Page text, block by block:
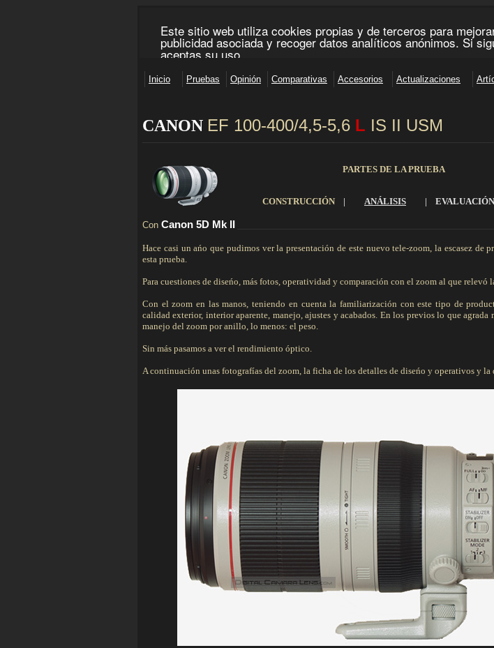
CANON EF 100-400/4,5-5,6 L IS II USM
PARTES DE LA PRUEBA
CONSTRUCCIÓN | ANÁLISIS | EVALUACIÓN
Con Canon 5D Mk
Hace casi un ańo que pudimos ver la presentación de este nuevo tele-zoom, la escasez de
esta prueba.
Para cuestiones de diseńo, más fotos, operatividad y comparación con el zoom al que relevó
Con el zoom en las manos, teniendo en cuenta la familiarización con este tipo de
calidad exterior, interior aparente, manejo, ajustes y acabados. En los previos lo que
manejo del zoom por anillo, lo menos: el peso.
Sin más pasamos a ver el rendimiento óptico.
A continuación unas fotografías del zoom, la ficha de los detalles de diseńo y operativos y la